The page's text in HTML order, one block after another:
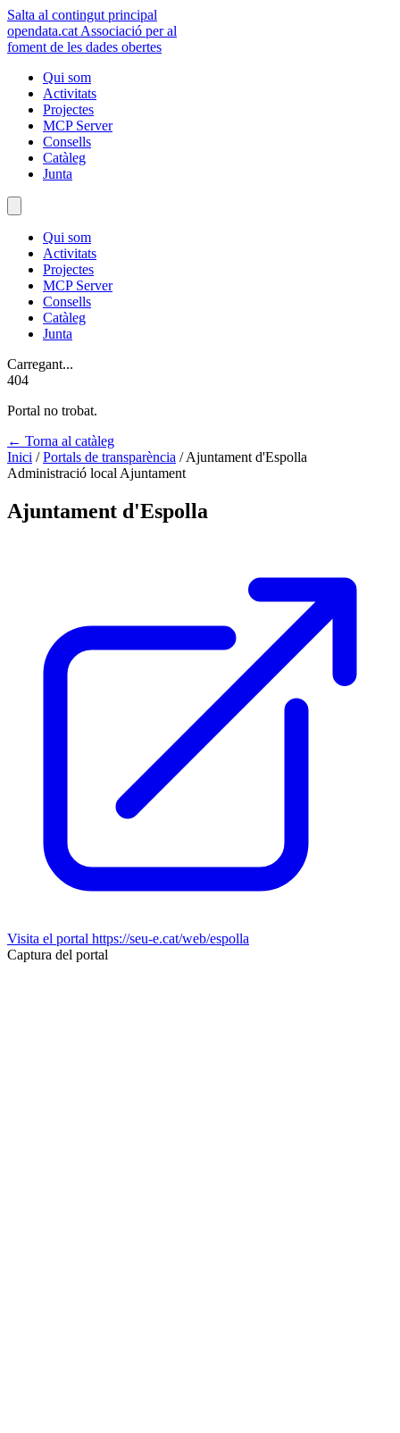
Salta al contingut principal
opendata.cat Associació per al
foment de les dades obertes
Qui som
Activitats
Projectes
MCP Server
Consells
Catàleg
Junta
Qui som
Activitats
Projectes
MCP Server
Consells
Catàleg
Junta
Carregant...
404
Portal no trobat.
← Torna al catàleg
Inici / Portals de transparència / Ajuntament d'Espolla
Administració local Ajuntament
Ajuntament d'Espolla
Visita el portal https://seu-e.cat/web/espolla
Captura del portal